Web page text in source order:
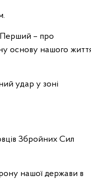
Перший – про
основу нашого
удар у зоні
Збройних Сил
нашої держави в